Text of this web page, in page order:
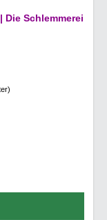
Schlemmerei